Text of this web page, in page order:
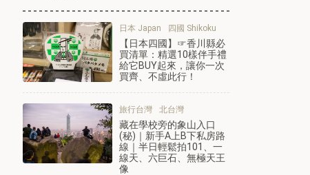
日本 Japan 四國 Shikoku
【日本四國】☞香川縣必
買清單：精選10樣伴手禮
給它BUY起來，讓你一次
買齊、不虛此行！
旅行台灣 北台灣
藏在學校旁的象山入口
(秘)｜新手A上B下私房路
線｜半日輕鬆拍101、一
線天、六巨石、無極天王
像